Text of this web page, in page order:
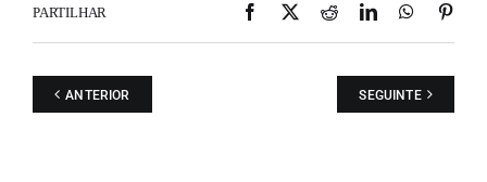
PARTILHAR Facebook
X RedditLinkedIn
ANTERIOR SEGUINTE